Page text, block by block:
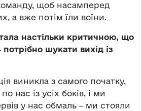
щоб насамперед
а вже потім їли воїни.
настільки критичною, що
шукати вихід із
виникла з самого початку,
нас із усіх боків, і ми
у нас обмаль ‒ ми стояли